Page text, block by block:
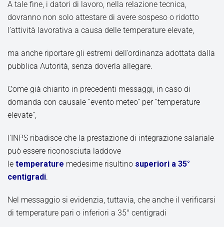
A tale fine, i datori di lavoro, nella relazione tecnica,
dovranno non solo attestare di avere sospeso o ridotto
l’attività lavorativa a causa delle temperature elevate,
ma anche riportare gli estremi dell’ordinanza adottata dalla
pubblica Autorità, senza doverla allegare.
Come già chiarito in precedenti messaggi, in caso di
domanda con causale “evento meteo” per “temperature
elevate”,
l’INPS ribadisce che la prestazione di integrazione salariale
può essere riconosciuta laddove
le temperature medesime risultino superiori a 35°
centigradi.
Nel messaggio si evidenzia, tuttavia, che anche il verificarsi
di temperature pari o inferiori a 35° centigradi